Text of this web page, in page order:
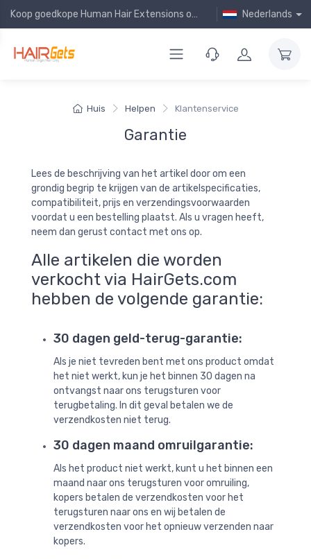
Koop goedkope Human Hair Extensions online! Nederlands
Huis Helpen Klantenservice
Garantie
Lees de beschrijving van het artikel door om een
grondig begrip te krijgen van de artikelspecificaties,
compatibiliteit, prijs en verzendingsvoorwaarden
voordat u een bestelling plaatst. Als u vragen heeft,
neem dan gerust contact met ons op.
Alle artikelen die worden
verkocht via HairGets.com
hebben de volgende garantie:
30 dagen geld-terug-garantie:
Als je niet tevreden bent met ons product omdat
het niet werkt, kun je het binnen 30 dagen na
ontvangst naar ons terugsturen voor
terugbetaling. In dit geval betalen we de
verzendkosten niet terug.
30 dagen maand omruilgarantie:
Als het product niet werkt, kunt u het binnen een
maand naar ons terugsturen voor omruiling,
kopers betalen de verzendkosten voor het
terugsturen naar ons en wij betalen de
verzendkosten voor het opnieuw verzenden naar
kopers.